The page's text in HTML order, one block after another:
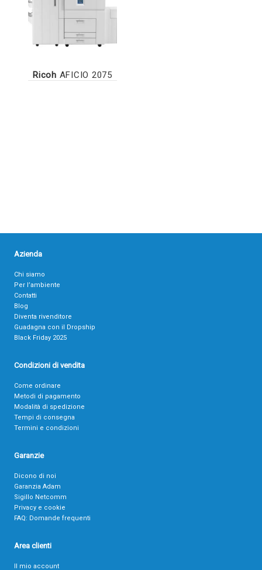
Ricoh AFICIO 2075
Azienda
Chi siamo
Per l’ambiente
Contatti
Blog
Diventa rivenditore
Guadagna con il Dropship
Black Friday 2025
Condizioni di vendita
Come ordinare
Metodi di pagamento
Modalità di spedizione
Tempi di consegna
Termini e condizioni
Garanzie
Dicono di noi
Garanzia Adam
Sigillo Netcomm
Privacy e cookie
FAQ: Domande frequenti
Area clienti
Il mio account